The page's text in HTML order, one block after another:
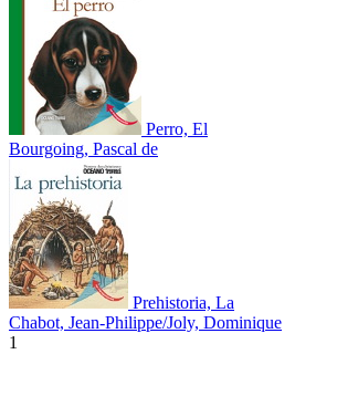
Perro, El
Bourgoing, Pascal de
Prehistoria, La
Chabot, Jean-Philippe/Joly, Dominique
1